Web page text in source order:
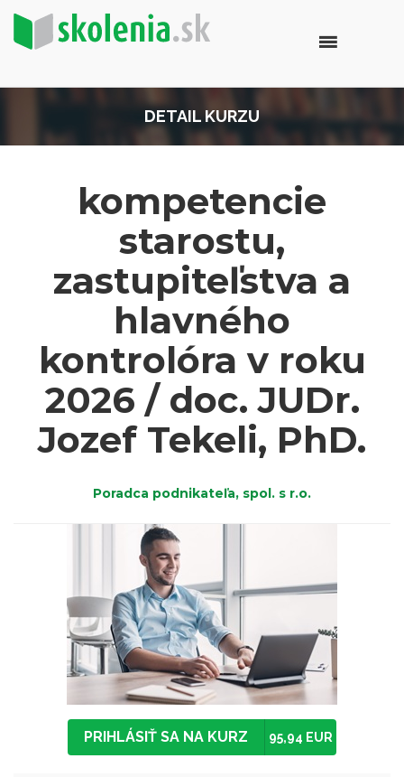
DETAIL KURZU
kompetencie
starostu,
zastupiteľstva a
hlavného
kontrolóra v roku
2026 / doc. JUDr.
Jozef Tekeli, PhD.
Poradca podnikateľa, spol. s r.o.
PRIHLÁSIŤ SA NA KURZ 95,94 EUR